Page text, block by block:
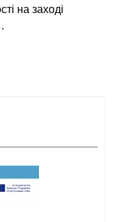
на заході